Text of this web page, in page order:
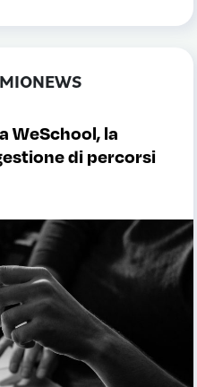
WeSchool, la
di percorsi